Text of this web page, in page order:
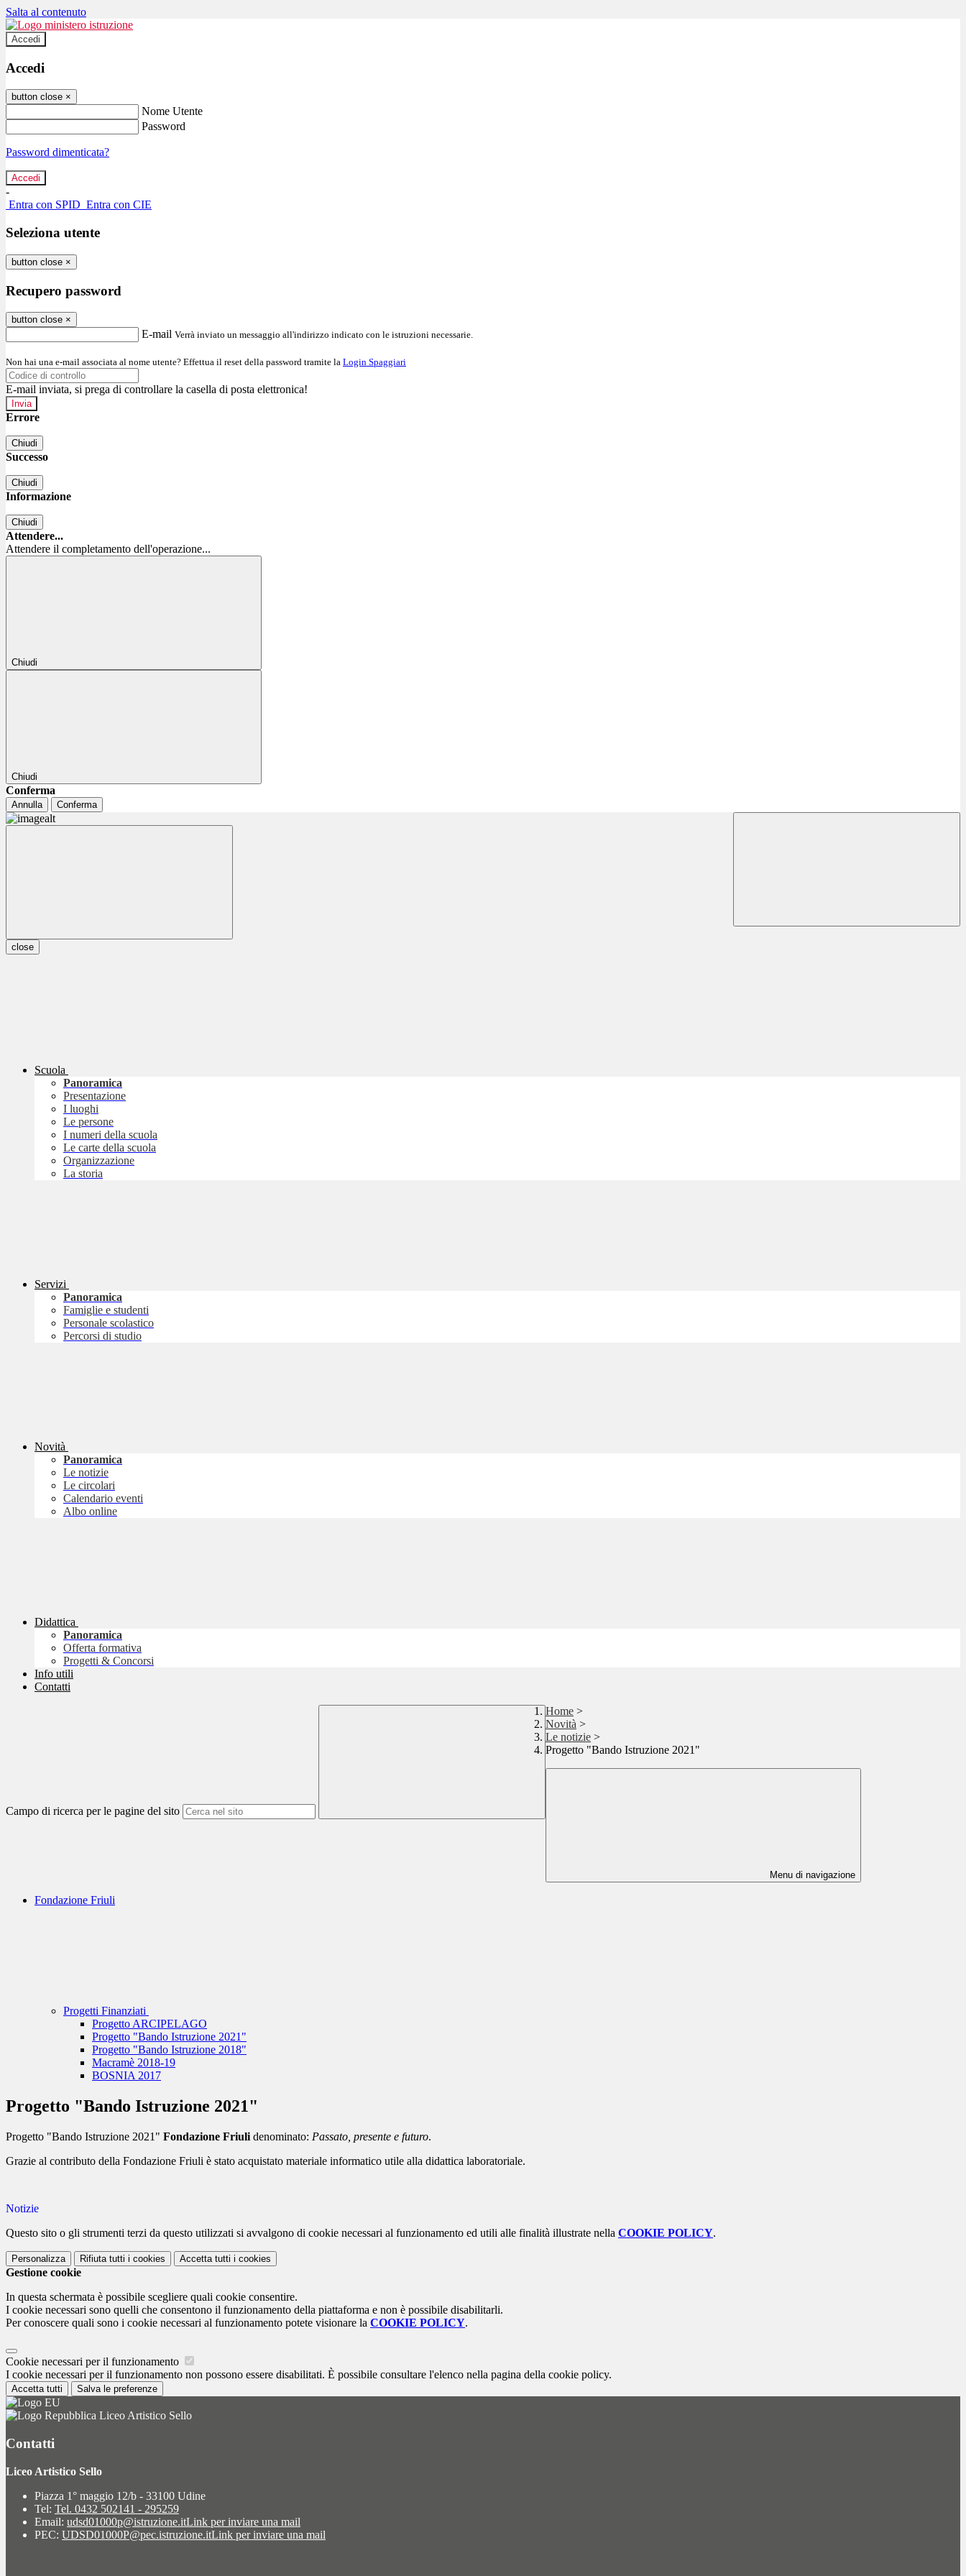
Salta al contenuto
Accedi
Accedi
button close ×
Nome Utente
Password
Password dimenticata?
-
Entra con SPID Entra con CIE
Seleziona utente
button close ×
Recupero password
button close ×
E-mail Verrà inviato un messaggio all'indirizzo indicato con le istruzioni necessarie.
Non hai una e-mail associata al nome utente? Effettua il reset della password tramite la Login Spaggiari
E-mail inviata, si prega di controllare la casella di posta elettronica!
Errore
Chiudi
Successo
Chiudi
Informazione
Chiudi
Attendere...
Attendere il completamento dell'operazione...
Chiudi
Chiudi
Conferma
Annulla Conferma
close
Scuola
Panoramica
Presentazione
I luoghi
Le persone
I numeri della scuola
Le carte della scuola
Organizzazione
La storia
Servizi
Panoramica
Famiglie e studenti
Personale scolastico
Percorsi di studio
Novità
Panoramica
Le notizie
Le circolari
Calendario eventi
Albo online
Didattica
Panoramica
Offerta formativa
Progetti & Concorsi
Info utili
Contatti
Campo di ricerca per le pagine del sito
Home >
Novità >
Le notizie >
Progetto "Bando Istruzione 2021"
Menu di navigazione
Fondazione Friuli
Progetti Finanziati
Progetto ARCIPELAGO
Progetto "Bando Istruzione 2021"
Progetto "Bando Istruzione 2018"
Macramè 2018-19
BOSNIA 2017
Progetto "Bando Istruzione 2021"
Progetto "Bando Istruzione 2021" Fondazione Friuli denominato: Passato, presente e futuro.
Grazie al contributo della Fondazione Friuli è stato acquistato materiale informatico utile alla didattica laboratoriale.
Notizie
Questo sito o gli strumenti terzi da questo utilizzati si avvalgono di cookie necessari al funzionamento ed utili alle finalità illustrate nella COOKIE POLICY.
Personalizza Rifiuta tutti i cookies Accetta tutti i cookies
Gestione cookie
In questa schermata è possibile scegliere quali cookie consentire.
I cookie necessari sono quelli che consentono il funzionamento della piattaforma e non è possibile disabilitarli.
Per conoscere quali sono i cookie necessari al funzionamento potete visionare la COOKIE POLICY.
Cookie necessari per il funzionamento
I cookie necessari per il funzionamento non possono essere disabilitati. È possibile consultare l'elenco nella pagina della cookie policy.
Accetta tutti Salva le preferenze
Liceo Artistico Sello
Contatti
Liceo Artistico Sello
Piazza 1° maggio 12/b - 33100 Udine
Tel: Tel. 0432 502141 - 295259
Email: udsd01000p@istruzione.itLink per inviare una mail
PEC: UDSD01000P@pec.istruzione.itLink per inviare una mail